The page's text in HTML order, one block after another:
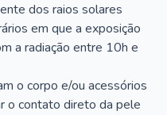
dos raios solares
em que a exposição
a radiação entre 10h e
o corpo e/ou acessórios
o contato direto da pele